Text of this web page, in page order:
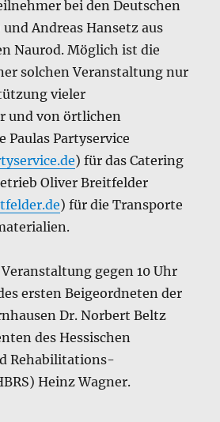
bei den Deutschen
Andreas Hansetz aus
Naurod. Möglich ist die
solchen Veranstaltung nur
vieler
und von örtlichen
Paulas Partyservice
) für das Catering
Oliver Breitfelder
) für die Transporte
gegen 10 Uhr
ersten Beigeordneten der
Dr. Norbert Beltz
des Hessischen
Rehabilitations-
Heinz Wagner.